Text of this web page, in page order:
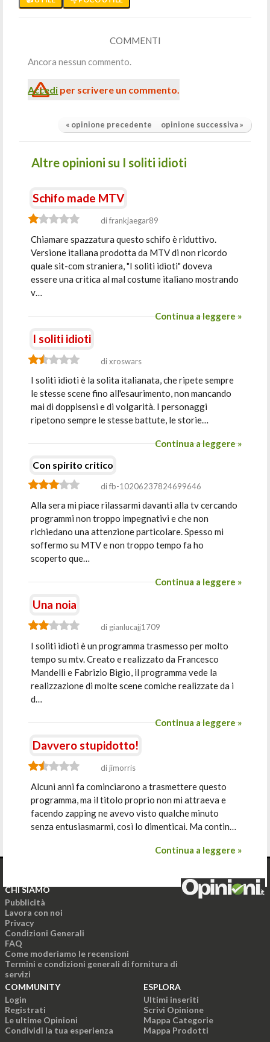
COMMENTI
Ancora nessun commento.
Accedi per scrivere un commento.
« opinione precedente opinione successiva »
Altre opinioni su I soliti idioti
Schifo made MTV
di frankjaegar89
Chiamare spazzatura questo schifo è riduttivo.
Versione italiana prodotta da MTV di non ricordo
quale sit-com straniera, "I soliti idioti" doveva
essere una critica al mal costume italiano mostrando
v…
Continua a leggere »
I soliti idioti
di xroswars
I soliti idioti è la solita italianata, che ripete sempre
le stesse scene fino all'esaurimento, non mancando
mai di doppisensi e di volgarità. I personaggi
ripetono sempre le stesse battute, le storie…
Continua a leggere »
Con spirito critico
di fb-10206237824699646
Alla sera mi piace rilassarmi davanti alla tv cercando
programmi non troppo impegnativi e che non
richiedano una attenzione particolare. Spesso mi
soffermo su MTV e non troppo tempo fa ho
scoperto que…
Continua a leggere »
Una noia
di gianlucajj1709
I soliti idioti è un programma trasmesso per molto
tempo su mtv. Creato e realizzato da Francesco
Mandelli e Fabrizio Bigio, il programma vede la
realizzazione di molte scene comiche realizzate da i
d…
Continua a leggere »
Davvero stupidotto!
di jimorris
Alcuni anni fa cominciarono a trasmettere questo
programma, ma il titolo proprio non mi attraeva e
facendo zapping ne avevo visto qualche minuto
senza entusiasmarmi, così lo dimenticai. Ma contin…
Continua a leggere »
CHI SIAMO
Pubblicità
Lavora con noi
Privacy
Condizioni Generali
FAQ
Come moderiamo le recensioni
Termini e condizioni generali di fornitura di
servizi
COMMUNITY
Login
Registrati
Le ultime Opinioni
Condividi la tua esperienza
ESPLORA
Ultimi inseriti
Scrivi Opinione
Mappa Categorie
Mappa Prodotti